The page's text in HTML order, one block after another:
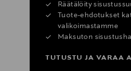
Räätälöity
Tuote-ehdotukset
valikoimastamme
Maksuton
TUTUSTU JA VARAA